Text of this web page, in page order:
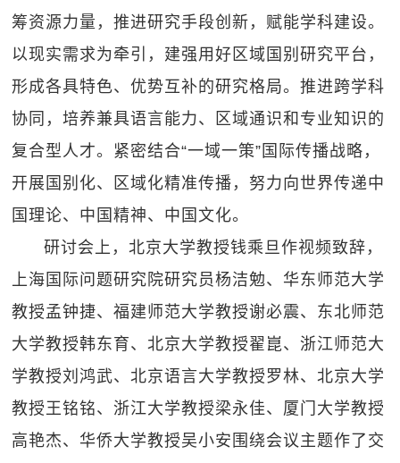
筹资源力量，推进研究手段创新，赋能学科建设。
以现实需求为牵引，建强用好区域国别研究平台，
形成各具特色、优势互补的研究格局。推进跨学科
协同，培养兼具语言能力、区域通识和专业知识的
复合型人才。紧密结合“一域一策”国际传播战略，
开展国别化、区域化精准传播，努力向世界传递中
国理论、中国精神、中国文化。
研讨会上，北京大学教授钱乘旦作视频致辞，
上海国际问题研究院研究员杨洁勉、华东师范大学
教授孟钟捷、福建师范大学教授谢必震、东北师范
大学教授韩东育、北京大学教授翟崑、浙江师范大
学教授刘鸿武、北京语言大学教授罗林、北京大学
教授王铭铭、浙江大学教授梁永佳、厦门大学教授
高艳杰、华侨大学教授吴小安围绕会议主题作了交